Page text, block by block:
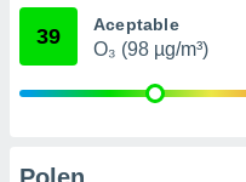
publicidad
39 Aceptable
O₃ (98 µg/m³)